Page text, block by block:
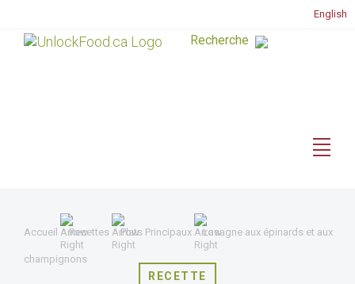
English
Accueil Recettes Plats Principaux Lasagne aux épinards et aux
champignons
RECETTE